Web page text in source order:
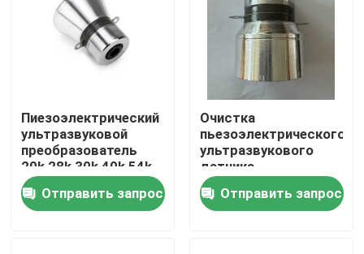
Дом
Продукты
О нас
Пиезоэлектрический
ультразвуковой
преобразователь
20k 28k 30k 40k 54k
Отправить запрос
Очистка
пьезоэлектрического
ультразвукового
датчика
Отправить запрос